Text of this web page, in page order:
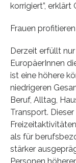
korrigiert”, erklärt
Frauen
Derzeit erfüllt
EuropäerInnen
ist eine höhere
niedrigeren
Beruf, Alltag,
Transport.
als für
stärker
Personen